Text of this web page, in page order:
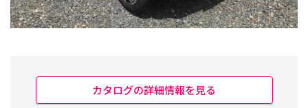
カタログの詳細情報を見る